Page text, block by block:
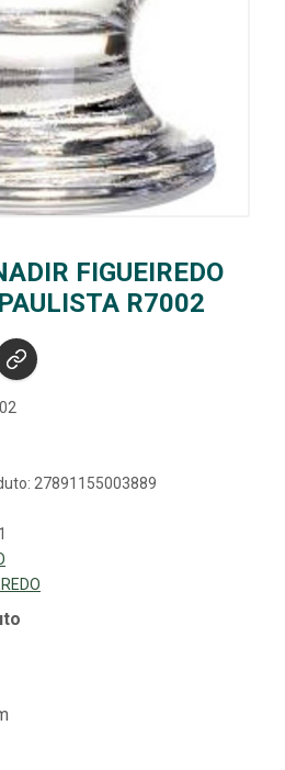
FIGUEIREDO
R7002
27891155003889